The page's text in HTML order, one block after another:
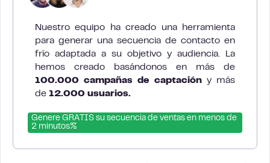
Nuestro equipo ha creado una herramienta
para generar una secuencia de contacto en
frío adaptada a su objetivo y audiencia. La
hemos creado basándonos en más de
100.000 campañas de captacióny más
de 12.000 usuarios.
Genere GRATIS su secuencia de ventas en menos de
2 minutos%